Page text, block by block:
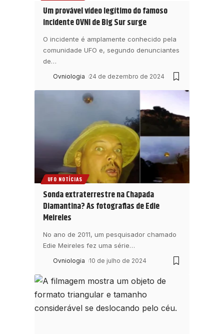
Um provável vídeo legítimo do famoso
incidente OVNI de Big Sur surge
O incidente é amplamente conhecido pela
comunidade UFO e, segundo denunciantes
de…
Ovniologia 24 de dezembro de 2024
UFO NOTÍCIAS
Sonda extraterrestre na Chapada
Diamantina? As fotografias de Edie
Meireles
No ano de 2011, um pesquisador chamado
Edie Meireles fez uma série…
Ovniologia 10 de julho de 2024